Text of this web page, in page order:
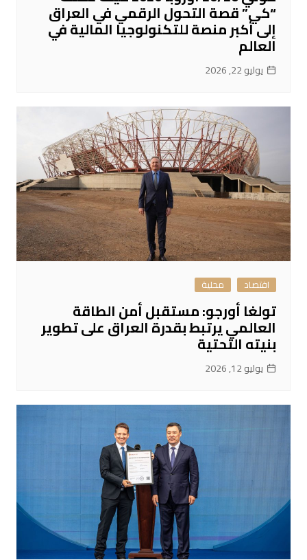
“كي” قصة التحول الرقمي في العراق
إلى أكبر منصة للتكنولوجيا المالية في
العالم
يوليو 22, 2026
اقتصاد محلية
تولغا أورجو: مستقبل أمن الطاقة
العالمي يرتبط بقدرة العراق على تطوير
بنيته التحتية
يوليو 12, 2026